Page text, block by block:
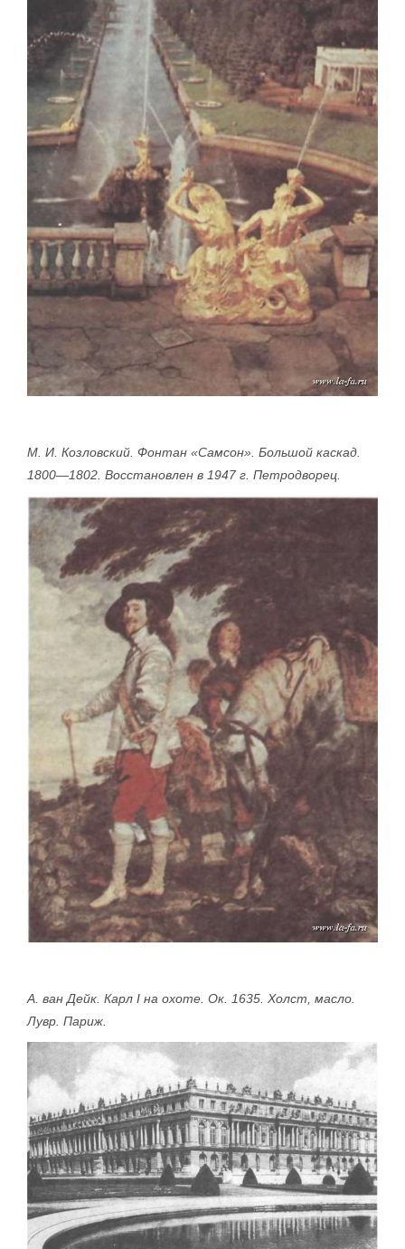
М. И. Козловский. Фонтан «Самсон». Большой каскад.
1800—1802. Восстановлен в 1947 г. Петродворец.
А. ван Дейк. Карл I на охоте. Ок. 1635. Холст, масло.
Лувр. Париж.